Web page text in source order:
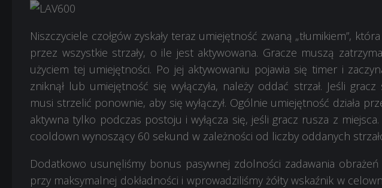
Niszczyciele czołgów zyskały teraz umiejętność zwaną „tłumikiem”,
przez wszystkie strzały, o ile jest aktywowana. Gracze muszą
użyciem tej umiejętności. Po jej aktywowaniu pojawia się timer i
zniknął lub umiejętność się wyłączyła, należy oddać strzał. Jeśli
musi strzelić ponownie, aby się wyłączył. Ogólnie umiejętność działa
aktywna tylko podczas postoju i wyłącza się, jeśli gracz rusza z miejsca.
cooldown wynoszący 60 sekund w zależności od liczby oddanych
Dodatkowo usunęliśmy bonus pasywnej zdolności zadawania obrażeń
przy maksymalnej dokładności i wprowadziliśmy żółty wskaźnik w